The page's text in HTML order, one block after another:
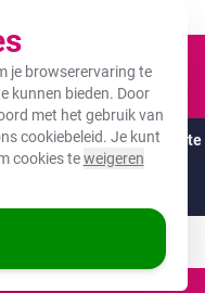
je browserervaring te
kunnen bieden. Door
met het gebruik van
cookiebeleid. Je kunt
cookies teweigeren
het jaar op jouw favoriete